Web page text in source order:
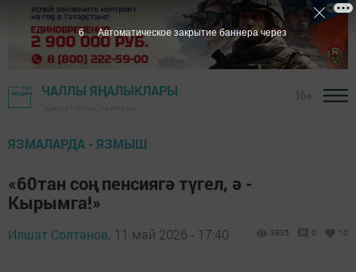
ЧАЛЛЫ ЯҢАЛЫКЛАРЫ
ЯЗМАЛАРДА - ЯЗМЫШ
«60тан соң пенсиягә түгел, ә -
Кырымга!»
Илшат Солтанов, 11 май 2026 - 17:40 3935 0 10
4 Автоматическое закрытие баннера через